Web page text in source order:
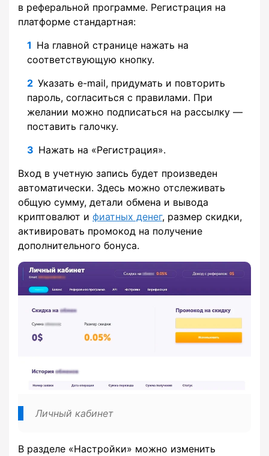
в реферальной программе. Регистрация на
платформе стандартная:
На главной странице нажать на
соответствующую кнопку.
Указать e-mail, придумать и повторить
пароль, согласиться с правилами. При
желании можно подписаться на рассылку —
поставить галочку.
Нажать на «Регистрация».
Вход в учетную запись будет произведен
автоматически. Здесь можно отслеживать
общую сумму, детали обмена и вывода
криптовалют и фиатных денег, размер скидки,
активировать промокод на получение
дополнительного бонуса.
Личный кабинет
В разделе «Настройки» можно изменить